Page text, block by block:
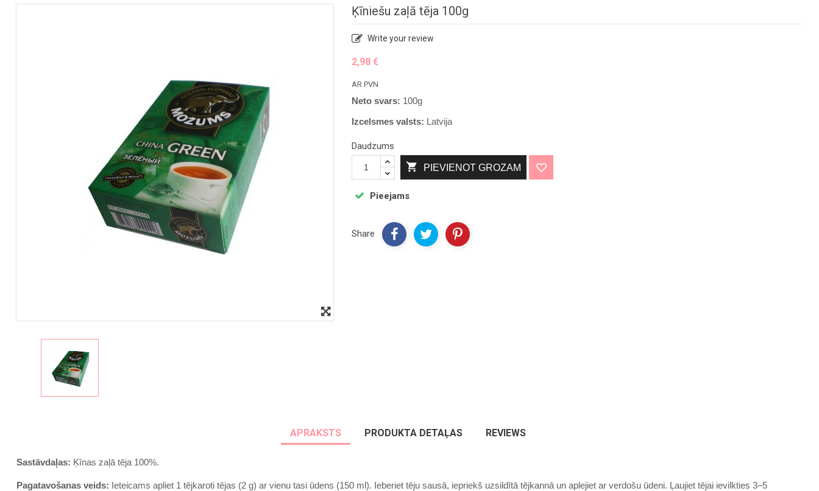
Ķīniešu zaļā tēja 100g
Write your review
2,98 €
AR PVN
Neto svars: 100g
Izcelsmes valsts: Latvija
Daudzums
 PIEVIENOT GROZAM
Pieejams
Share
APRAKSTS PRODUKTA DETAĻAS REVIEWS
Sastāvdaļas: Ķīnas zaļā tēja 100%.
Pagatavošanas veids: Ieteicams apliet 1 tējkaroti tējas (2 g) ar vienu tasi ūdens (150 ml). Ieberiet tēju sausā, iepriekš uzsildītā tējkannā un aplejiet ar verdošu ūdeni. Ļaujiet tējai ievilkties 3–5